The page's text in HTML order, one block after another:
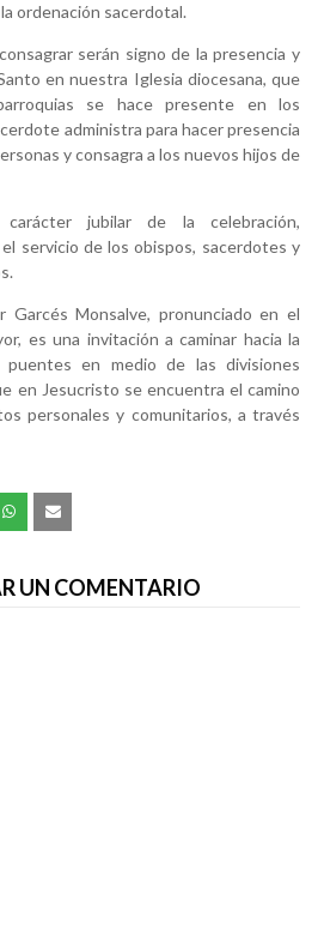
ordenación sacerdotal.
serán signo de la presencia y
en nuestra Iglesia diocesana, que
se hace presente en los
administra para hacer presencia
y consagra a los nuevos hijos de
jubilar de la celebración,
servicio de los obispos, sacerdotes y
Garcés Monsalve, pronunciado en el
es una invitación a caminar hacia la
puentes en medio de las divisiones
en Jesucristo se encuentra el camino
personales y comunitarios, a través
UN COMENTARIO